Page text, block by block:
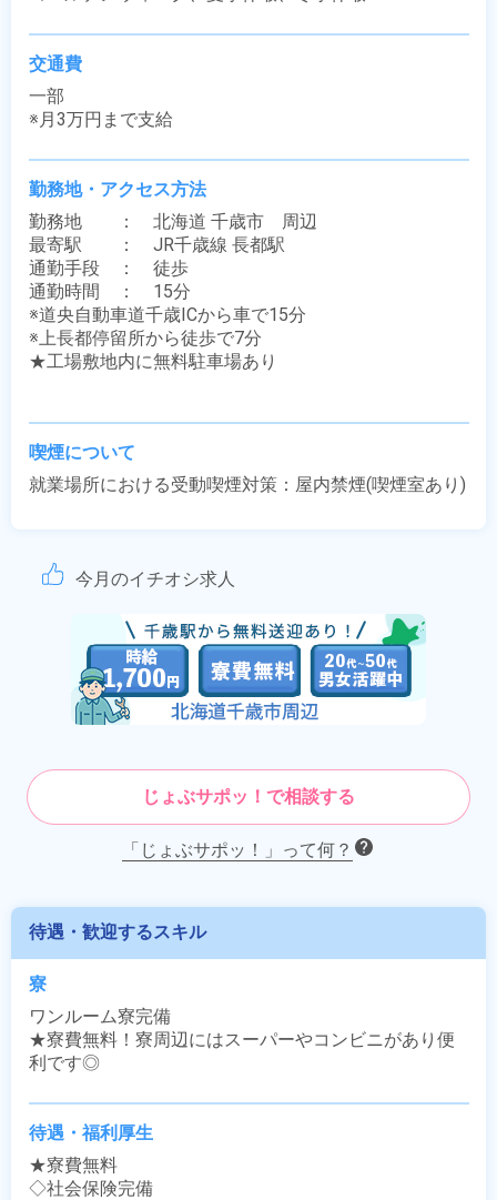
交通費
一部
※月3万円まで支給
勤務地・アクセス方法
勤務地　　：　北海道 千歳市　周辺
最寄駅　　：　JR千歳線 長都駅
通勤手段　：　徒歩
通勤時間　：　15分
※道央自動車道千歳ICから車で15分
※上長都停留所から徒歩で7分
★工場敷地内に無料駐車場あり
喫煙について
就業場所における受動喫煙対策：屋内禁煙(喫煙室あり)
今月のイチオシ求人
じょぶサポッ！で相談する
「じょぶサポッ！」って何？
待遇・歓迎するスキル
寮
ワンルーム寮完備
★寮費無料！寮周辺にはスーパーやコンビニがあり便
利です◎
待遇・福利厚生
★寮費無料
◇社会保険完備